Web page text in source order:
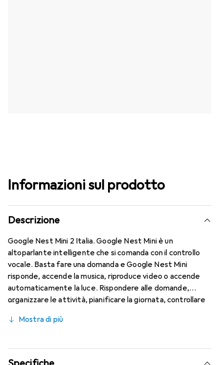
Informazioni sul prodotto
Descrizione
Google Nest Mini 2 Italia. Google Nest Mini è un
altoparlante intelligente che si comanda con il controllo
vocale. Basta fare una domanda e Google Nest Mini
risponde, accende la musica, riproduce video o accende
automaticamente la luce. Rispondere alle domande,
organizzare le attività, pianificare la giornata, controllare
in tutti questi ambiti. Un comando vocale come: Ok
con l'ora corrente, un riepilogo dei tuoi prossimi
appuntamenti e informazioni sul meteo, compresi i consigli
Mostra di più